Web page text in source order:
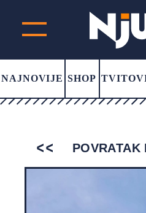
NAJNOVIJE SHOP
POVRATAK